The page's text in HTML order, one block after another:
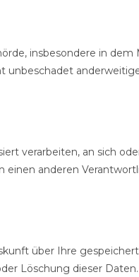
insbesondere in
unbeschadet
verarbeiten, an sich
anderen
über Ihre
Löschung dieser